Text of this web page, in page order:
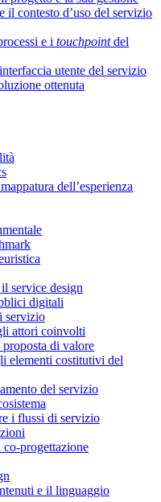
il contesto d’uso del servizio
e i touchpointdel
utente del servizio
ottenuta
dell’esperienza
service design
digitali
servizio
attori coinvolti
di valore
elementi costitutivi del
del servizio
i flussi di servizio
progettazione
e il linguaggio